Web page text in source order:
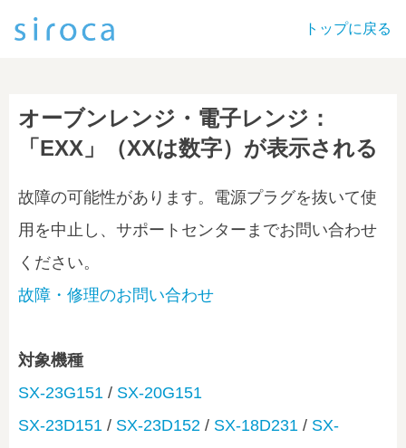
トップに戻る
オーブンレンジ・電子レンジ：
「EXX」（XXは数字）が表示される
故障の可能性があります。電源プラグを抜いて使
用を中止し、サポートセンターまでお問い合わせ
ください。
故障・修理のお問い合わせ
対象機種
SX-23G151 / SX-20G151
SX-23D151 / SX-23D152 / SX-18D231 / SX-